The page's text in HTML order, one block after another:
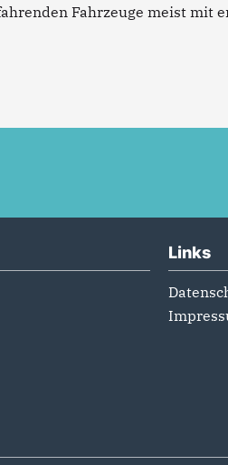
Fahrzeuge meist mit
Links